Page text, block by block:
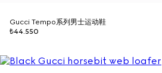
Gucci Tempo系列男士运动鞋
₺44.550